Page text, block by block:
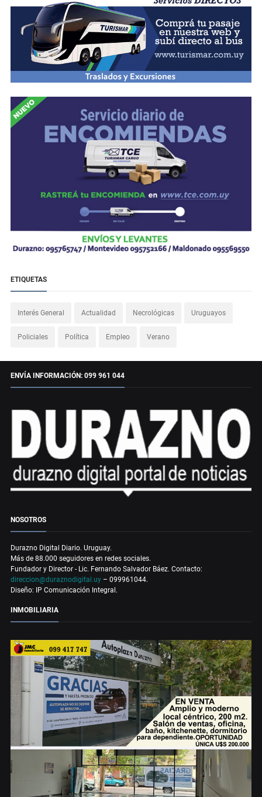
ETIQUETAS
Interés General Actualidad Necrológicas Uruguayos
Policiales Política Empleo Verano
ENVÍA INFORMACIÓN: 099 961 044
NOSOTROS
Durazno Digital Diario. Uruguay.
Más de 88.000 seguidores en redes sociales.
Fundador y Director - Lic. Fernando Salvador Báez. Contacto:
direccion@duraznodigital.uy – 099961044.
Diseño: IP Comunicación Integral.
INMOBILIARIA